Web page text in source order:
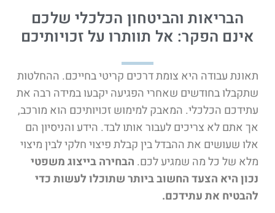
הבריאות והביטחון הכלכלי שלכם
אינם הפקר: אל תוותרו על זכויותיכם
תאונת עבודה היא צומת דרכים קריטי בחייכם. ההחלטות
שתקבלו בחודשים שאחרי הפגיעה יקבעו במידה רבה את
עתידכם הכלכלי. המאבק למימוש זכויותיכם הוא מורכב,
אך אתם לא צריכים לעבור אותו לבד. הידע והניסיון הם
אלו שעושים את ההבדל בין קבלת פיצוי חלקי לבין מיצוי
מלא של כל מה שמגיע לכם. הבחירה בייצוג משפטי
נכון היא הצעד החשוב ביותר שתוכלו לעשות כדי
להבטיח את עתידכם.